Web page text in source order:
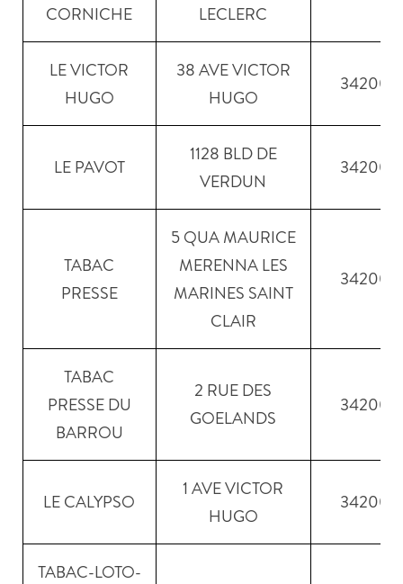
CORNICHE
LECLERC
LE VICTOR
HUGO
38 AVE VICTOR
HUGO
34200
LE PAVOT
1128 BLD DE
VERDUN
34200
TABAC
PRESSE
5 QUA MAURICE
MERENNA LES
MARINES SAINT
CLAIR
34200
TABAC
PRESSE DU
BARROU
2 RUE DES
GOELANDS
34200
LE CALYPSO
1 AVE VICTOR
HUGO
34200
TABAC-LOTO-